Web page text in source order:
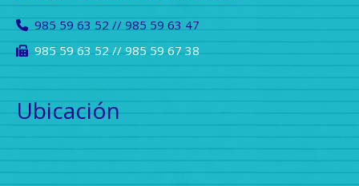
985 59 63 52 // 985 59 63 47
985 59 63 52 // 985 59 67 38
Ubicación